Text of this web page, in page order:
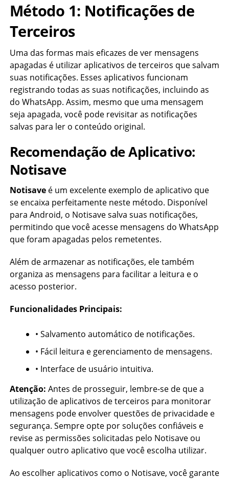
Método 1: Notificações de
Terceiros
Uma das formas mais eficazes de ver mensagens
apagadas é utilizar aplicativos de terceiros que salvam
suas notificações. Esses aplicativos funcionam
registrando todas as suas notificações, incluindo as
do WhatsApp. Assim, mesmo que uma mensagem
seja apagada, você pode revisitar as notificações
salvas para ler o conteúdo original.
Recomendação de Aplicativo:
Notisave
Notisaveé um excelente exemplo de aplicativo que
se encaixa perfeitamente neste método. Disponível
para Android, o Notisave salva suas notificações,
permitindo que você acesse mensagens do WhatsApp
que foram apagadas pelos remetentes.
Além de armazenar as notificações, ele também
organiza as mensagens para facilitar a leitura e o
acesso posterior.
Funcionalidades Principais:
• Salvamento automático de notificações.
• Fácil leitura e gerenciamento de mensagens.
• Interface de usuário intuitiva.
Atenção: Antes de prosseguir, lembre-se de que a
utilização de aplicativos de terceiros para monitorar
mensagens pode envolver questões de privacidade e
segurança. Sempre opte por soluções confiáveis e
revise as permissões solicitadas pelo Notisave ou
qualquer outro aplicativo que você escolha utilizar.
Ao escolher aplicativos como o Notisave, você garante